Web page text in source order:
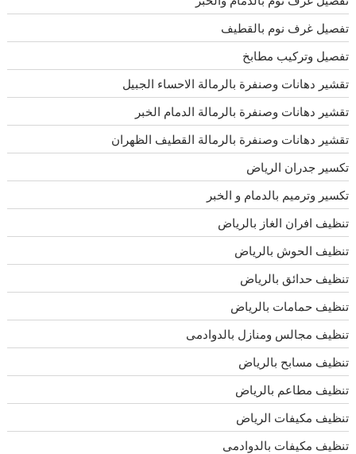
تفصيل غرف نوم بالقطيف
تفصيل وتركيب مطابخ
تقشير دهانات وصنفرة بالرمالة الاحساء الجبيل
تقشير دهانات وصنفرة بالرمالة الدمام الخبر
تقشير دهانات وصنفرة بالرمالة القطيف الظهران
تكسير جدران الرياض
تكسير وترميم بالدمام و الخبر
تنظيف افران الغاز بالرياض
تنظيف الحوش بالرياض
تنظيف حدائق بالرياض
تنظيف حمامات بالرياض
تنظيف مجالس ومنازل بالدوادمى
تنظيف مسابح بالرياض
تنظيف مطاعم بالرياض
تنظيف مكيفات الرياض
تنظيف مكيفات بالدوادمى